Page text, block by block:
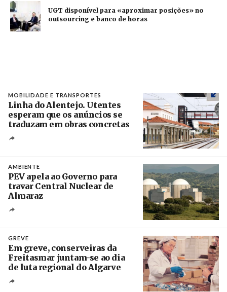
UGT disponível para «aproximar posições» no
outsourcing e banco de horas
MOBILIDADE E TRANSPORTES
Linha do Alentejo. Utentes
esperam que os anúncios se
traduzam em obras concretas
AMBIENTE
PEV apela ao Governo para
travar Central Nuclear de
Almaraz
GREVE
Em greve, conserveiras da
Freitasmar juntam-se ao dia
de luta regional do Algarve